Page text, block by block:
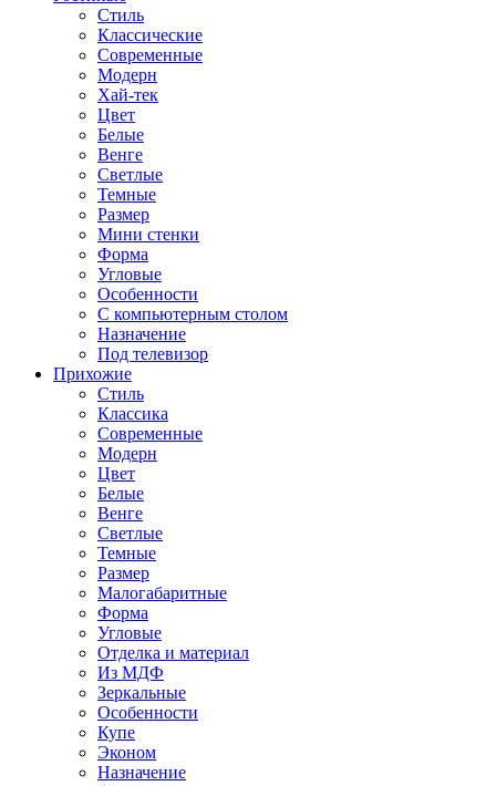
Стиль
Классические
Современные
Модерн
Хай-тек
Цвет
Белые
Венге
Светлые
Темные
Размер
Мини стенки
Форма
Угловые
Особенности
С компьютерным столом
Назначение
Под телевизор
Прихожие
Стиль
Классика
Современные
Модерн
Цвет
Белые
Венге
Светлые
Темные
Размер
Малогабаритные
Форма
Угловые
Отделка и материал
Из МДФ
Зеркальные
Особенности
Купе
Эконом
Назначение